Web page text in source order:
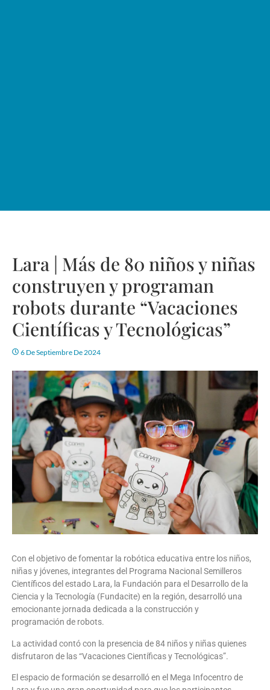
Lara | Más de 80 niños y niñas
construyen y programan
robots durante “Vacaciones
Científicas y Tecnológicas”
6 De Septiembre De 2024
Con el objetivo de fomentar la robótica educativa entre los niños,
niñas y jóvenes, integrantes del Programa Nacional Semilleros
Científicos del estado Lara, la Fundación para el Desarrollo de la
Ciencia y la Tecnología (Fundacite) en la región, desarrolló una
emocionante jornada dedicada a la construcción y
programación de robots.
La actividad contó con la presencia de 84 niños y niñas quienes
disfrutaron de las “Vacaciones Científicas y Tecnológicas”.
El espacio de formación se desarrolló en el Mega Infocentro de